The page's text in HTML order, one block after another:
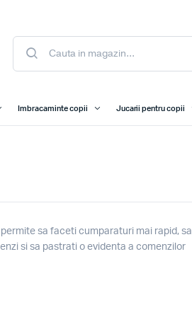
Imbracaminte copii Jucarii pentru copii
sa faceti cumparaturi mai rapid, sa
si sa pastrati o evidenta a comenzilor